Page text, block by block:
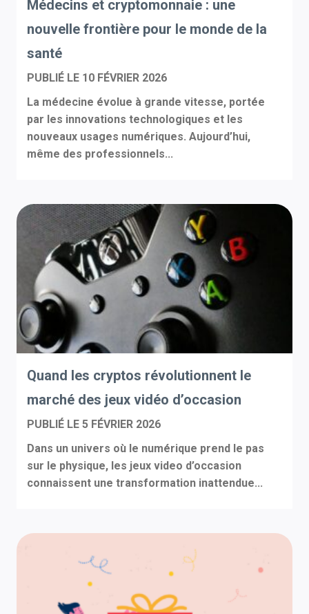
Médecins et cryptomonnaie : une
nouvelle frontière pour le monde de la
santé
PUBLIÉ LE 10 FÉVRIER 2026
La médecine évolue à grande vitesse, portée
par les innovations technologiques et les
nouveaux usages numériques. Aujourd’hui,
même des professionnels...
Quand les cryptos révolutionnent le
marché des jeux vidéo d’occasion
PUBLIÉ LE 5 FÉVRIER 2026
Dans un univers où le numérique prend le pas
sur le physique, les jeux video d’occasion
connaissent une transformation inattendue...